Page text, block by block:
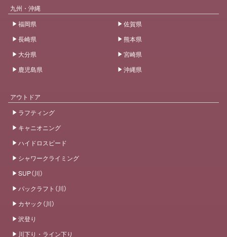
九州・沖縄
福岡県
佐賀県
長崎県
熊本県
大分県
宮崎県
鹿児島県
沖縄県
アウトドア
ラフティング
キャニオニング
ハイドロスピード
シャワークライミング
SUP（川）
パックラフト（川）
カヤック（川）
沢登り
川下り・ライン下り